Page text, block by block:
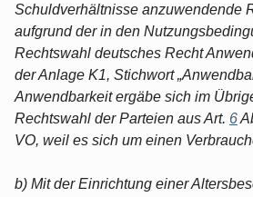
Schuldverhältnisse anzuwendende
aufgrund der in den
Rechtswahl deutsches Recht
der Anlage K1, Stichwort
Anwendbarkeit ergäbe sich im
Rechtswahl der Parteien aus Art. 6
VO, weil es sich um einen
b) Mit der Einrichtung einer